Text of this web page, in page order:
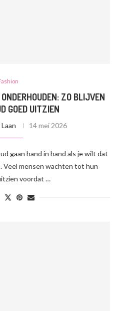
ZO BLIJVEN
GOED UITZIEN
14 mei 2026
gaan hand in hand als je wilt dat
Veel mensen wachten tot hun
voordat …